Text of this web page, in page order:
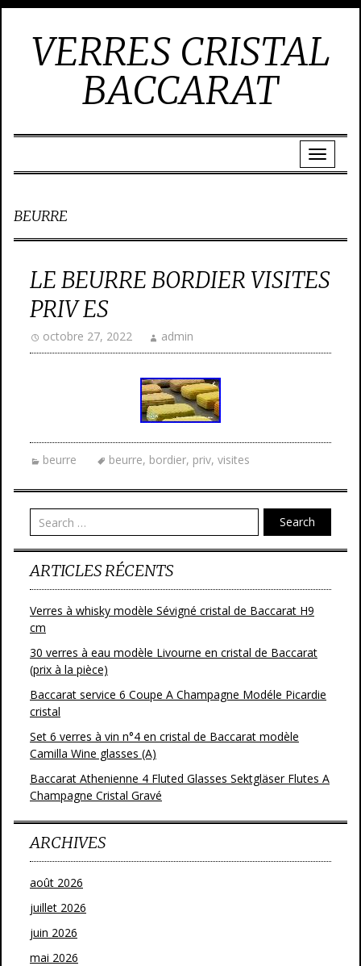
VERRES CRISTAL
BACCARAT
BEURRE
LE BEURRE BORDIER VISITES
PRIV ES
octobre 27, 2022 admin
beurre beurre, bordier, priv, visites
Search
ARTICLES RÉCENTS
Verres à whisky modèle Sévigné cristal de Baccarat H9
cm
30 verres à eau modèle Livourne en cristal de Baccarat
(prix à la pièce)
Baccarat service 6 Coupe A Champagne Modéle Picardie
cristal
Set 6 verres à vin n°4 en cristal de Baccarat modèle
Camilla Wine glasses (A)
Baccarat Athenienne 4 Fluted Glasses Sektgläser Flutes A
Champagne Cristal Gravé
ARCHIVES
août 2026
juillet 2026
juin 2026
mai 2026